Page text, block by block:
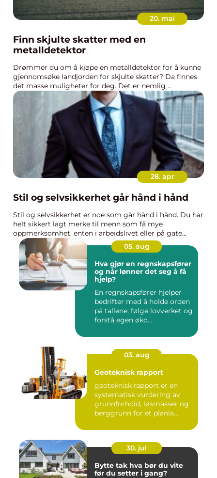
20. mai
Finn skjulte skatter med en
metalldetektor
Drømmer du om å kjøpe en metalldetektor for å kunne
gjennomsøke landjorden for skjulte skatter? Da finnes
det masse muligheter for deg. Det er nemlig ...
28. apr
Stil og selvsikkerhet går hånd i hånd
Stil og selvsikkerhet er noe som går hånd i hånd. Du har
helt sikkert lagt merke til menn som få mye
oppmerksomhet, enten i arbeidslivet eller på gate...
05. aug
Hva gjør en regnskapsfører
og når lønner det seg å få
hjelp?
En regnskapsfører hjelper
bedrifter med å holde orden
på tallene, følge lovverket og
forstå egen øko...
03. aug
Geoteknisk rapport
geoteknisk rapport er en
systematisk vurdering av
grunnforhold, løsmasser og
berggrunn for et planla...
30. jul
Bytte tak hva bør du vite
før du setter i gang?